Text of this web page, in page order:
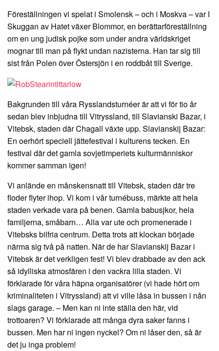
Föreställningen vi spelat i Smolensk – och i Moskva – var I
Skuggan av Hatet växer Blommor, en berättarföreställning
om en ung judisk pojke som under andra världskriget
mognar till man på flykt undan nazisterna. Han tar sig till
sist från Polen över Östersjön i en roddbåt till Sverige.
Bakgrunden till våra Rysslandsturnéer är att vi för tio år
sedan blev inbjudna till Vitryssland, till Slavianski Bazar, i
Vitebsk, staden där Chagall växte upp. Slavianskij Bazar:
En oerhört speciell jättefestival i kulturens tecken. En
festival där det gamla sovjetimperiets kulturmänniskor
kommer samman igen!
Vi anlände en månskensnatt till Vitebsk, staden där tre
floder flyter ihop. Vi kom i vår turnébuss, märkte att hela
staden verkade vara på benen. Gamla babusjkor, hela
familjerna, småbarn… Alla var ute och promenerade i
Vitebsks bilfria centrum. Detta trots att klockan började
närma sig två på natten. När de har Slavianskij Bazar i
Vitebsk är det verkligen fest! Vi blev drabbade av den ack
så idylliska atmosfären i den vackra lilla staden. Vi
förklarade för våra häpna organisatörer (vi hade hört om
kriminaliteten i Vitryssland) att vi ville låsa in bussen i nån
slags garage. – Men kan ni inte ställa den här, vid
trottoaren? Vi förklarade att många dyra saker fanns i
bussen. Men har ni ingen nyckel? Om ni låser den, så är
det ju inga problem!